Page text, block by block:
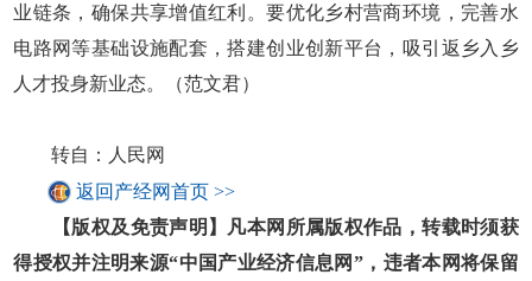
业链条，确保共享增值红利。要优化乡村营商环境，完善水
电路网等基础设施配套，搭建创业创新平台，吸引返乡入乡
人才投身新业态。（范文君）
转自：人民网
返回产经网首页 >>
【版权及免责声明】凡本网所属版权作品，转载时须获
得授权并注明来源“中国产业经济信息网”，违者本网将保留